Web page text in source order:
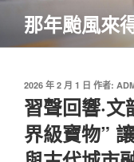
主
那年颱風來
發
佈
於
2026 年 2 月 1 日 作者:
習聲回響·
界級寶物”